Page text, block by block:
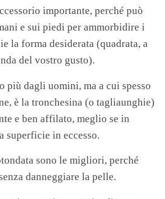
importante, perché può
e sui piedi per ammorbidire i
la forma desiderata (quadrata, a
del vostro gusto).
più dagli uomini, ma a cui spesso
è la tronchesina (o tagliaunghie)
e ben affilato, meglio se in
superficie in eccesso.
sono le migliori, perché
danneggiare la pelle.